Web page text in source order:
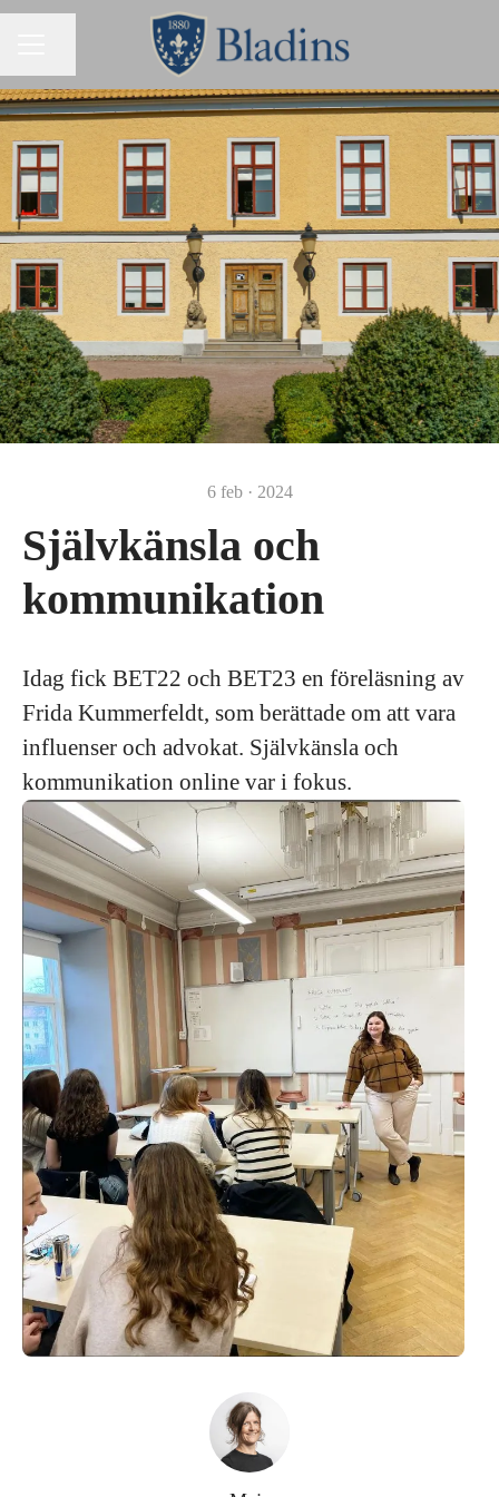
6 feb · 2024
Självkänsla och
kommunikation
Idag fick BET22 och BET23 en föreläsning av
Frida Kummerfeldt, som berättade om att vara
influenser och advokat. Självkänsla och
kommunikation online var i fokus.